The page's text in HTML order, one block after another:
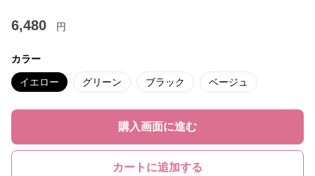
6,480 円
カラー
イエロー グリーン ブラック ベージュ
購入画面に進む
カートに追加する